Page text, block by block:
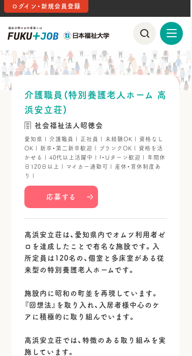
ログイン・新規会員登録
介護職員（特別養護老人ホーム 高
浜安立荘）
社会福祉法人昭徳会
愛知県 | 介護職員 | 正社員 | 未経験OK | 資格なし
OK | 新卒・第二新卒歓迎 | ブランクOK | 資格を活
かせる | 40代以上活躍中 | I・Uターン歓迎 | 年間休
日120日以上 | マイカー通勤可 | 産休・育休制度あ
り |
応募する
高浜安立荘は、愛知県内でオムツ利用者ゼ
ロを達成したことで有名な施設です。入
所定員は120名の、個室と多床室がある従
来型の特別養護老人ホームです。
施設内に昭和の町並を再現しています。
『回想法』を取り入れ、入居者様中心のケ
アに積極的に取り組んでいます。
高浜安立荘では、特徴のある取り組みを実
施しています。